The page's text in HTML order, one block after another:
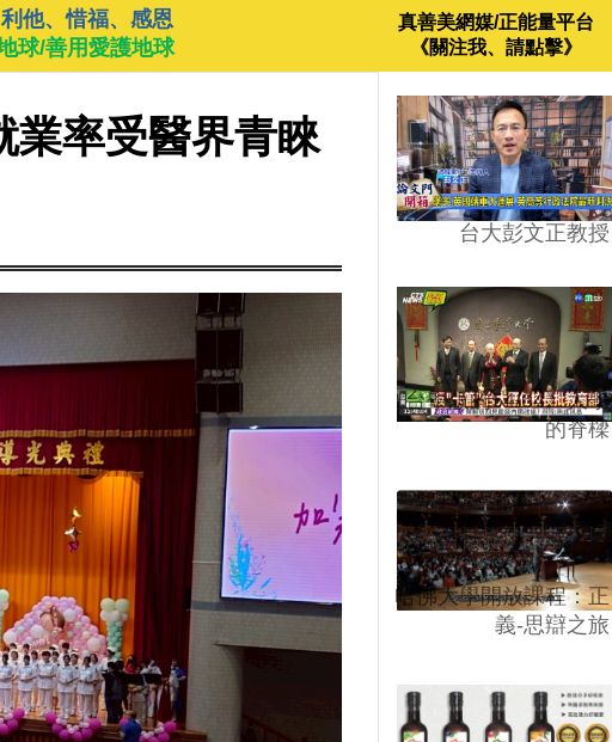
他、惜福、感恩
球/善用愛護地球
真善美網媒/正能量平台
《關注我、請點擊》
業率受醫界青睞
台大彭文正教授
台學版的54/64》大學
的脊樑
哈佛大學開放課程：正
義-思辯之旅